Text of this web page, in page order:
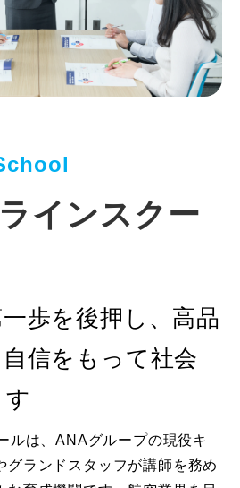
インスクー
歩を後押し、高品
信をもって社会
ルは、ANAグループの現役キ
グランドスタッフが講師を務め